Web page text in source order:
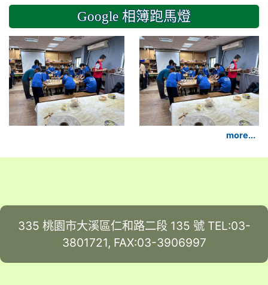
Google 相簿跑馬燈
2024-11-14 六年級三和
more...
335 桃園市大溪區仁和路二段 135 號 TEL:03-
3801721, FAX:03-3906997